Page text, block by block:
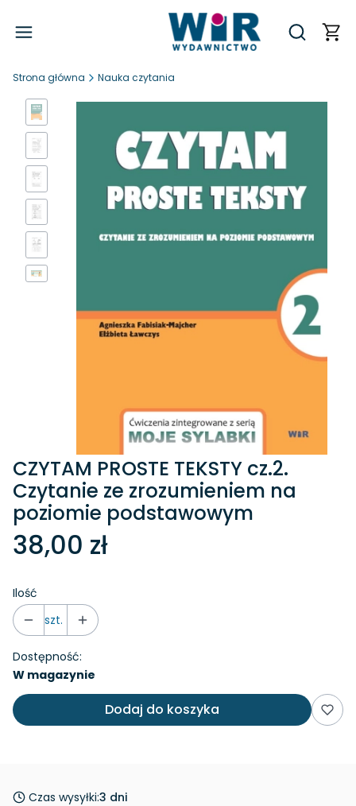
Otwórz
Strona główna Nauka czytania
CZYTAM PROSTE TEKSTY cz.2.
Czytanie ze zrozumieniem na
poziomie podstawowym
38,00 zł
Ilość
szt.
Dostępność:
W magazynie
Dodaj do koszyka
Czas wysyłki:3 dni